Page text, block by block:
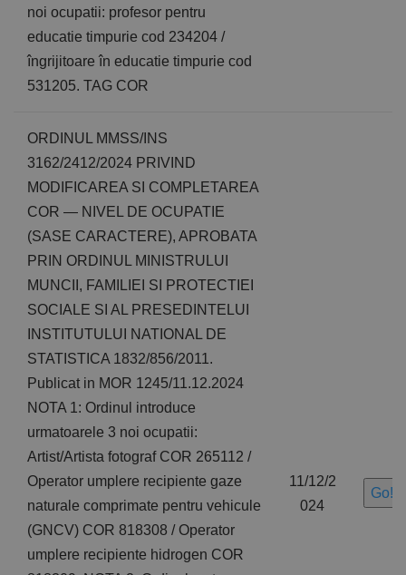
noi ocupatii: profesor pentru
educatie timpurie cod 234204 /
îngrijitoare în educatie timpurie cod
531205. TAG COR
ORDINUL MMSS/INS
3162/2412/2024 PRIVIND
MODIFICAREA SI COMPLETAREA
COR — NIVEL DE OCUPATIE
(SASE CARACTERE), APROBATA
PRIN ORDINUL MINISTRULUI
MUNCII, FAMILIEI SI PROTECTIEI
SOCIALE SI AL PRESEDINTELUI
INSTITUTULUI NATIONAL DE
STATISTICA 1832/856/2011.
Publicat in MOR 1245/11.12.2024
NOTA 1: Ordinul introduce
urmatoarele 3 noi ocupatii:
Artist/Artista fotograf COR 265112 /
Operator umplere recipiente gaze
naturale comprimate pentru vehicule
(GNCV) COR 818308 / Operator
umplere recipiente hidrogen COR
11/12/2
024
Go!